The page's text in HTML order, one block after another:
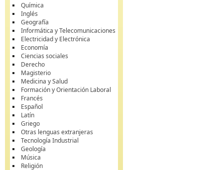
Química
Inglés
Geografía
Informática y Telecomunicaciones
Electricidad y Electrónica
Economía
Ciencias sociales
Derecho
Magisterio
Medicina y Salud
Formación y Orientación Laboral
Francés
Español
Latín
Griego
Otras lenguas extranjeras
Tecnología Industrial
Geología
Música
Religión